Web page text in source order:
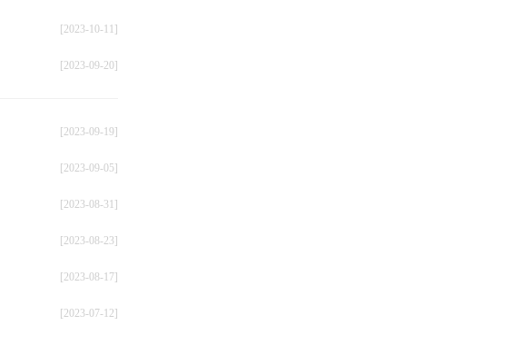
[2023-10-11]
[2023-09-20]
[2023-09-19]
[2023-09-05]
[2023-08-31]
[2023-08-23]
[2023-08-17]
[2023-07-12]